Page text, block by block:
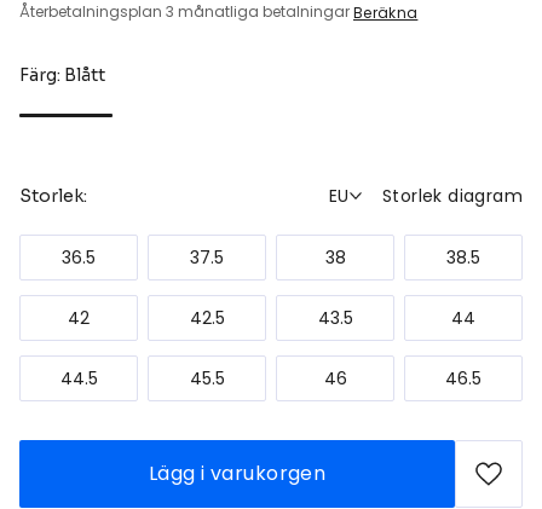
Återbetalningsplan 3 månatliga betalningarBeräkna
Färg: Blått
Storlek: EU Storlek diagram
36.5 37.5 38 38.5
42 42.5 43.5 44
44.5 45.5 46 46.5
Lägg i varukorgen